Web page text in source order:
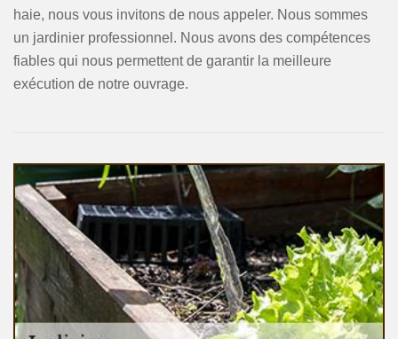
haie, nous vous invitons de nous appeler. Nous sommes
un jardinier professionnel. Nous avons des compétences
fiables qui nous permettent de garantir la meilleure
exécution de notre ouvrage.